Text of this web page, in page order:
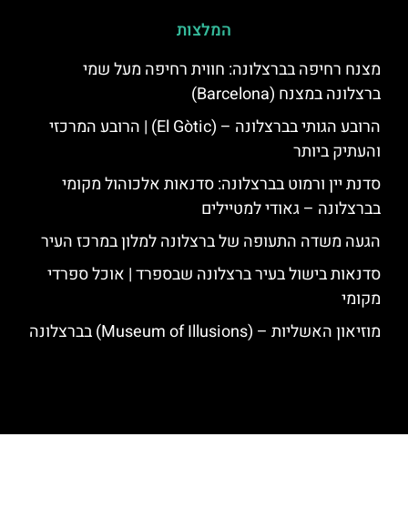
המלצות
מצנח רחיפה בברצלונה: חווית רחיפה מעל שמי
ברצלונה במצנח (Barcelona)
הרובע הגותי בברצלונה – (El Gòtic) | הרובע המרכזי
והעתיק ביותר
סדנת יין ורמוט בברצלונה: סדנאות אלכוהול מקומי
בברצלונה – גאודי למטיילים
הגעה משדה התעופה של ברצלונה למלון במרכז העיר
סדנאות בישול בעיר ברצלונה שבספרד | אוכל ספרדי
מקומי
מוזיאון האשליות – (Museum of Illusions) בברצלונה